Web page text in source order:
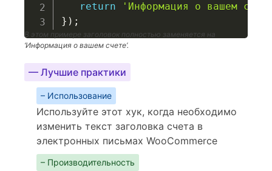
return
'Информация о вашем
} ) ;
В этом примере заголовок полностью заменяется на
‘Информация о вашем счете’.
— Лучшие практики
– Использование
Используйте этот хук, когда необходимо
изменить текст заголовка счета в
электронных письмах WooCommerce
– Производительность